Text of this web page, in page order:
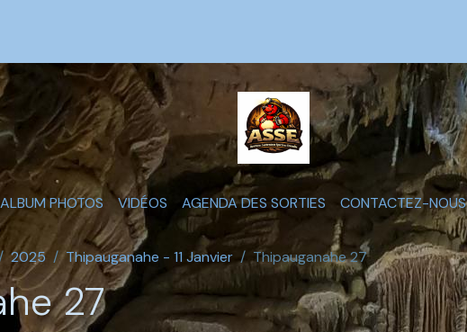
ALBUM PHOTOS VIDÉOS AGENDA DES SORTIES CONTACTEZ-NOUS
2025 Thipauganahe - 11 Janvier Thipauganahe 27
27